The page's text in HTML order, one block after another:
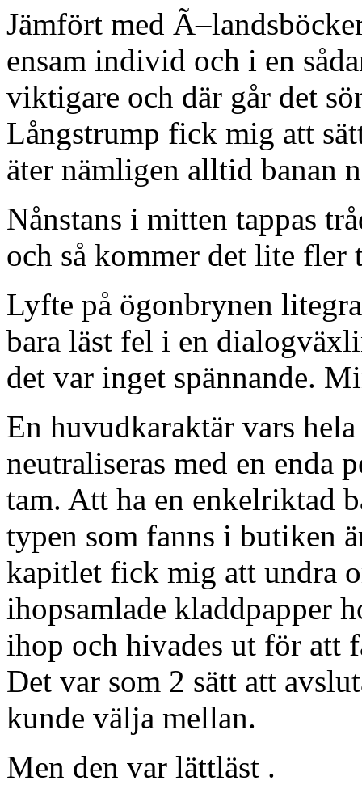
Jämfört med
ensam individ och i en
viktigare och där går det
Långstrump fick mig att
äter nämligen alltid banan
Nånstans i mitten tappas
och så kommer det lite
Lyfte på ögonbrynen
bara läst fel i en
det var inget spännande.
En huvudkaraktär vars
neutraliseras med en enda
tam. Att ha en enkelriktad
typen som fanns i butiken
kapitlet fick mig att undra
ihopsamlade kladdpapper
ihop och hivades ut för att
Det var som 2 sätt att
kunde välja mellan.
Men den var lättläst .